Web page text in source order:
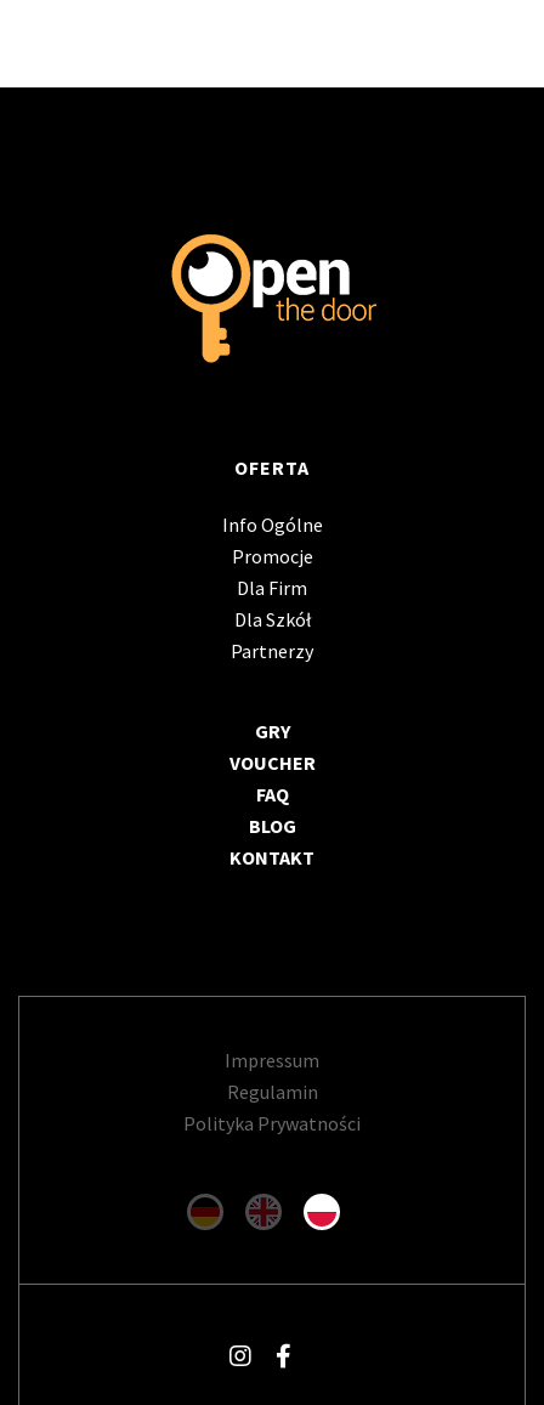
OFERTA
Info Ogólne
Promocje
Dla Firm
Dla Szkół
Partnerzy
GRY
VOUCHER
FAQ
BLOG
KONTAKT
Impressum
Regulamin
Polityka Prywatności